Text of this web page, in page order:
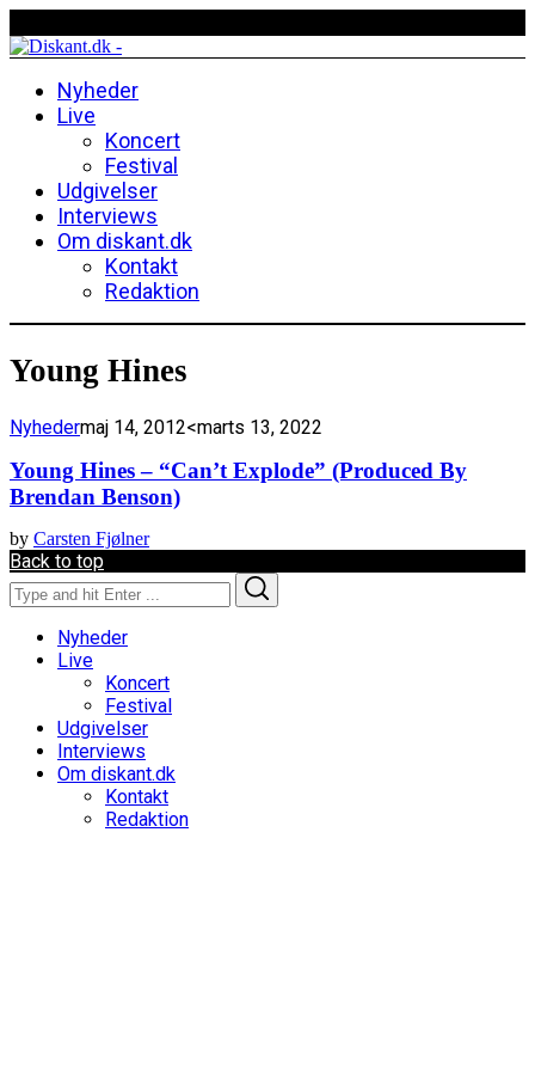
Nyheder
Live
Koncert
Festival
Udgivelser
Interviews
Om diskant.dk
Kontakt
Redaktion
Young Hines
Nyhedermaj 14, 2012<marts 13, 2022
Young Hines – “Can’t Explode” (Produced By
Brendan Benson)
by Carsten Fjølner
Back to top
Search
for:
Nyheder
Live
Koncert
Festival
Udgivelser
Interviews
Om diskant.dk
Kontakt
Redaktion